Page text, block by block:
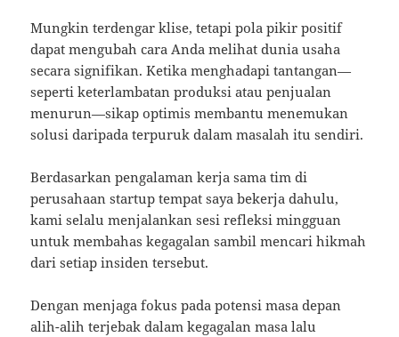
Mungkin terdengar klise, tetapi pola pikir positif
dapat mengubah cara Anda melihat dunia usaha
secara signifikan. Ketika menghadapi tantangan—
seperti keterlambatan produksi atau penjualan
menurun—sikap optimis membantu menemukan
solusi daripada terpuruk dalam masalah itu sendiri.
Berdasarkan pengalaman kerja sama tim di
perusahaan startup tempat saya bekerja dahulu,
kami selalu menjalankan sesi refleksi mingguan
untuk membahas kegagalan sambil mencari hikmah
dari setiap insiden tersebut.
Dengan menjaga fokus pada potensi masa depan
alih-alih terjebak dalam kegagalan masa lalu